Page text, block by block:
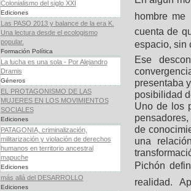
Colonialismo del siglo XXI
Ediciones
Las PASO 2013 y balance de la era K.
Una lectura desde el ecologismo
popular.
Formación Política
La lucha es una sola - Por Alejandro
Dramis
Géneros
EL PROTAGONISMO DE LAS
MUJERES EN LOS MOVIMIENTOS
SOCIALES
Ediciones
PATAGONIA, criminalización,
militarización y violación de derechos
humanos en territorio ancestral
mapuche
Ediciones
más allá del DESARROLLO
Ediciones
hombre me
cuenta de
espacio, sin
Ese
presentaba
posibilidad
Uno de los
de
una
Pichón
realidad.